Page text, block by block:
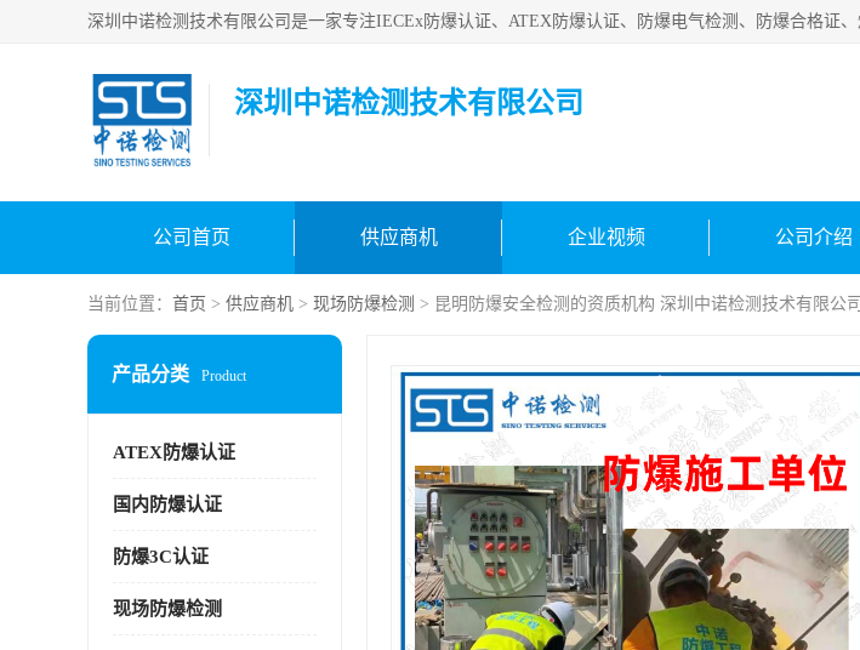
深圳中诺检测技术有限公司
公司首页 供应商机 企业视频 公司介绍
当前位置： 首页 > 供应商机 > 现场防爆检测 > 昆明防爆安全检测的资质机构 深圳中诺检测技术有限公司
产品分类 Product
ATEX防爆认证
国内防爆认证
防爆3C认证
现场防爆检测